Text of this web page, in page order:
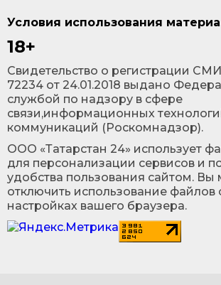
Условия использования
18+
Cвидетельство о регистрации
72234 от 24.01.2018 выдано
службой по надзору в сфере
связи,информационных
коммуникаций (Роскомнадзор).
ООО «Татарстан 24» использует
для персонализации сервисов и
удобства пользования сайтом. Вы
отключить использование файлов
настройках вашего браузера.